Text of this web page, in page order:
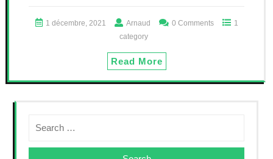
1 décembre, 2021 Arnaud 0 Comments
1
category
Read More